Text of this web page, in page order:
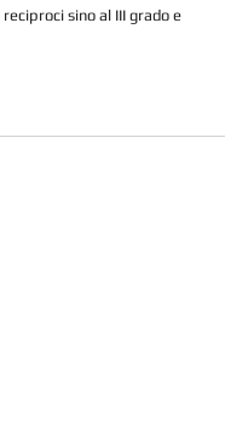
sino al III grado e